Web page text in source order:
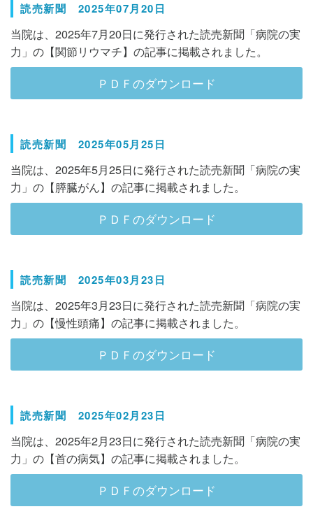
読売新聞 2025年07月20日
当院は、2025年7月20日に発行された読売新聞「病院の実
力」の【関節リウマチ】の記事に掲載されました。
ＰＤＦのダウンロード
読売新聞 2025年05月25日
当院は、2025年5月25日に発行された読売新聞「病院の実
力」の【膵臓がん】の記事に掲載されました。
ＰＤＦのダウンロード
読売新聞 2025年03月23日
当院は、2025年3月23日に発行された読売新聞「病院の実
力」の【慢性頭痛】の記事に掲載されました。
ＰＤＦのダウンロード
読売新聞 2025年02月23日
当院は、2025年2月23日に発行された読売新聞「病院の実
力」の【首の病気】の記事に掲載されました。
ＰＤＦのダウンロード